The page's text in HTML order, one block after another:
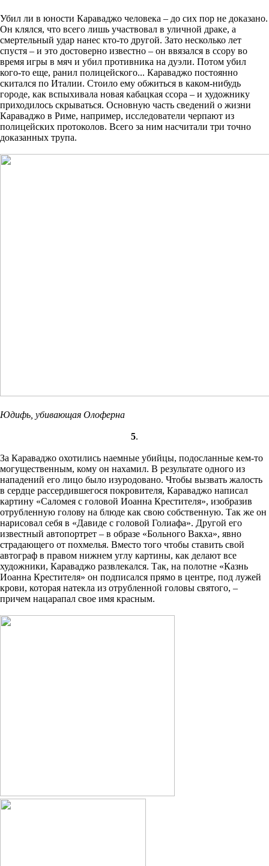
Убил ли в юности Караваджо человека – до сих пор не доказано.
Он клялся, что всего лишь участвовал в уличной драке, а
смертельный удар нанес кто-то другой. Зато несколько лет
спустя – и это достоверно известно – он ввязался в ссору во
время игры в мяч и убил противника на дуэли. Потом убил
кого-то еще, ранил полицейского... Караваджо постоянно
скитался по Италии. Стоило ему обжиться в каком-нибудь
городе, как вспыхивала новая кабацкая ссора – и художнику
приходилось скрываться. Основную часть сведений о жизни
Караваджо в Риме, например, исследователи черпают из
полицейских протоколов. Всего за ним насчитали три точно
доказанных трупа.
Юдифь, убивающая Олоферна
5.
За Караваджо охотились наемные убийцы, подосланные кем-то
могущественным, кому он нахамил. В результате одного из
нападений его лицо было изуродовано. Чтобы вызвать жалость
в сердце рассердившегося покровителя, Караваджо написал
картину «Саломея с головой Иоанна Крестителя», изобразив
отрубленную голову на блюде как свою собственную. Так же он
нарисовал себя в «Давиде с головой Голиафа». Другой его
известный автопортрет – в образе «Больного Вакха», явно
страдающего от похмелья. Вместо того чтобы ставить свой
автограф в правом нижнем углу картины, как делают все
художники, Караваджо развлекался. Так, на полотне «Казнь
Иоанна Крестителя» он подписался прямо в центре, под лужей
крови, которая натекла из отрубленной головы святого, –
причем нацарапал свое имя красным.